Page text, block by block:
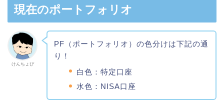
現在のポートフォリオ
けんちょぴ
PF（ポートフォリオ）の色分けは下記の通
り！
白色：特定口座
水色：NISA口座